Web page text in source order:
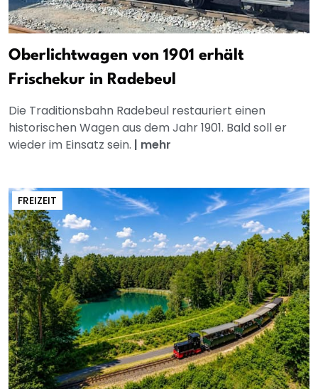
Oberlichtwagen von 1901 erhält
Frischekur in Radebeul
Die Traditionsbahn Radebeul restauriert einen
historischen Wagen aus dem Jahr 1901. Bald soll er
wieder im Einsatz sein. | mehr
FREIZEIT